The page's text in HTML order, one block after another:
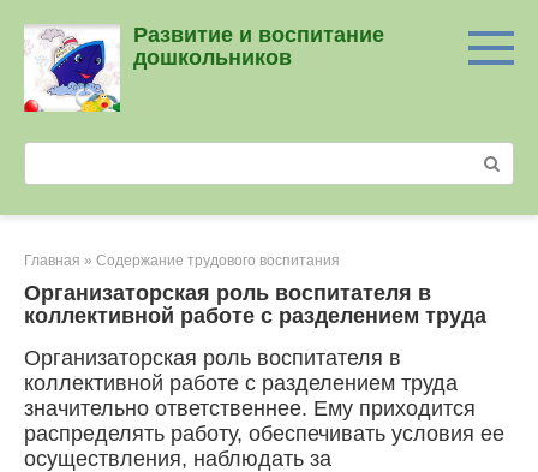
контенту
Развитие и воспитание
дошкольников
Главная » Содержание трудового воспитания
Организаторская роль воспитателя в
коллективной работе с разделением труда
Организаторская роль воспитателя в
коллективной работе с разделением труда
значительно ответственнее. Ему приходится
распределять работу, обеспечивать условия ее
осуществления, наблюдать за